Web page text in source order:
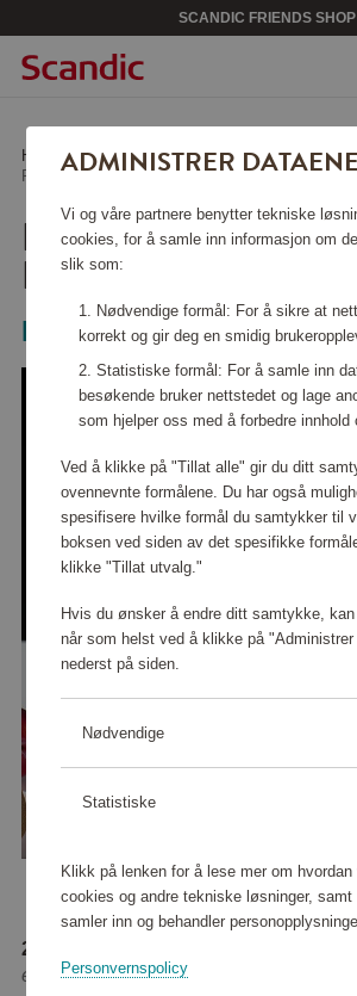
SCANDIC FRIENDS SHOP
Hjem /Kjøkkentilbehør/Glass & porselen/
Fryd Rødvinsglass 4-pakning
FRYD
PAKNING
Magnor
24 480 poeng
eller
306 kr
ADMINISTRER
Vi og våre partnere benytter tekniske
cookies, for å samle inn informasjon om
slik som:
Nødvendige formål: For å sikre at
korrekt og gir deg en smidig
Statistiske formål: For å samle inn
besøkende bruker nettstedet og lage
som hjelper oss med å forbedre innhold
Ved å klikke på "Tillat alle" gir du ditt
ovennevnte formålene. Du har også
spesifisere hvilke formål du samtykker til
boksen ved siden av det spesifikke
klikke "Tillat utvalg."
Hvis du ønsker å endre ditt samtykke,
når som helst ved å klikke på
nederst på siden.
Nødvendige
Statistiske
Klikk på lenken for å lese mer om hvordan
cookies og andre tekniske løsninger, samt
samler inn og behandler
Personvernspolicy